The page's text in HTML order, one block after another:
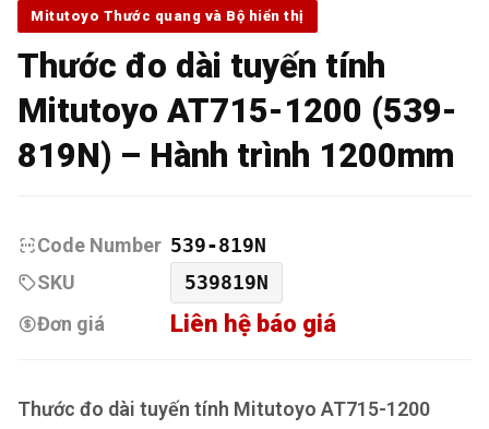
Mitutoyo Thước quang và Bộ hiển thị
Thước đo dài tuyến tính
Mitutoyo AT715-1200 (539-
819N) – Hành trình 1200mm
Code Number 539-819N
SKU
539819N
Đơn giá
Liên hệ báo giá
Thước đo dài tuyến tính Mitutoyo AT715-1200